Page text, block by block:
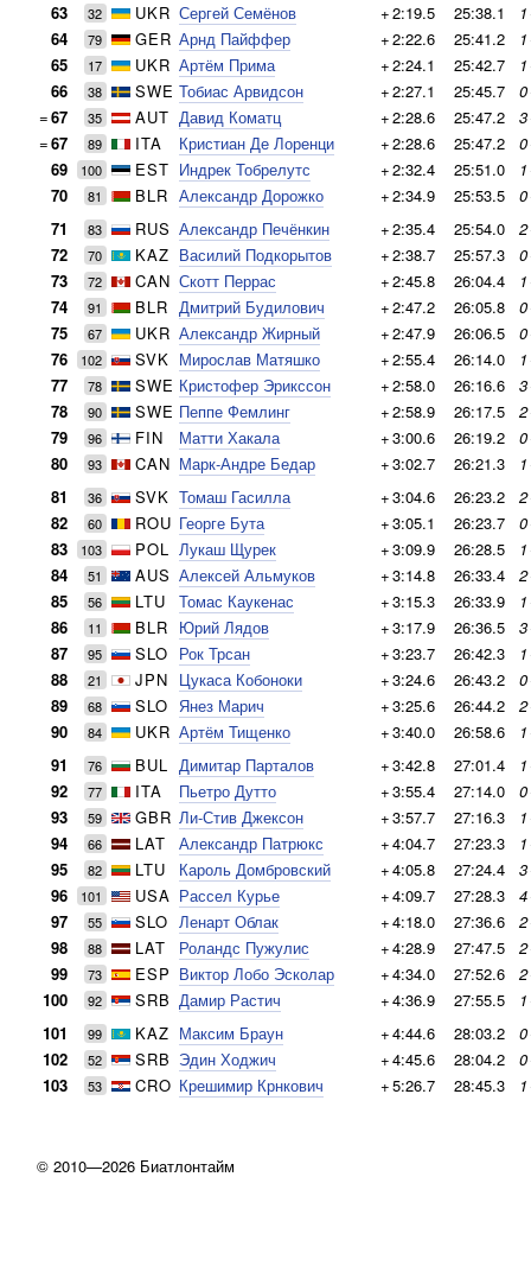
63
32 UKR Сергей Семёнов +2:19.5 25:38.1 1
64
79 GER Арнд Пайффер +2:22.6 25:41.2 1
65
17 UKR Артём Прима +2:24.1 25:42.7 1
66
38 SWE Тобиас Арвидсон +2:27.1 25:45.7 0
=67 35 AUT Давид Коматц +2:28.6 25:47.2 3
=67 89 ITA Кристиан Де Лоренци +2:28.6 25:47.2 0
69
100 EST Индрек Тобрелутс +2:32.4 25:51.0 1
70
81 BLR Александр Дорожко +2:34.9 25:53.5 0
71
83 RUS Александр Печёнкин +2:35.4 25:54.0 2
72
70 KAZ Василий Подкорытов +2:38.7 25:57.3 0
73
72 CAN Скотт Перрас +2:45.8 26:04.4 1
74
91 BLR Дмитрий Будилович +2:47.2 26:05.8 0
75
67 UKR Александр Жирный +2:47.9 26:06.5 0
76
102 SVK Мирослав Матяшко +2:55.4 26:14.0 1
77
78 SWE Кристофер Эрикссон +2:58.0 26:16.6 3
78
90 SWE Пеппе Фемлинг +2:58.9 26:17.5 2
79
96 FIN Матти Хакала +3:00.6 26:19.2 0
80
93 CAN Марк-Андре Бедар +3:02.7 26:21.3 1
81
36 SVK Томаш Гасилла +3:04.6 26:23.2 2
82
60 ROU Георге Бута +3:05.1 26:23.7 0
83
103 POL Лукаш Щурек +3:09.9 26:28.5 1
84
51 AUS Алексей Альмуков +3:14.8 26:33.4 2
85
56 LTU Томас Каукенас +3:15.3 26:33.9 1
86
11 BLR Юрий Лядов +3:17.9 26:36.5 3
87
95 SLO Рок Трсан +3:23.7 26:42.3 1
88
21 JPN Цукаса Кобоноки +3:24.6 26:43.2 0
89
68 SLO Янез Марич +3:25.6 26:44.2 2
90
84 UKR Артём Тищенко +3:40.0 26:58.6 1
91
76 BUL Димитар Парталов +3:42.8 27:01.4 1
92
77 ITA Пьетро Дутто +3:55.4 27:14.0 0
93
59 GBR Ли-Стив Джексон +3:57.7 27:16.3 1
94
66 LAT Александр Патрюкс +4:04.7 27:23.3 1
95
82 LTU Кароль Домбровский +4:05.8 27:24.4 3
96
101 USA Рассел Курье +4:09.7 27:28.3 4
97
55 SLO Ленарт Облак +4:18.0 27:36.6 2
98
88 LAT Роландс Пужулис +4:28.9 27:47.5 2
99
73 ESP Виктор Лобо Эсколар +4:34.0 27:52.6 2
100
92 SRB Дамир Растич +4:36.9 27:55.5 1
101
99 KAZ Максим Браун +4:44.6 28:03.2 0
102
52 SRB Эдин Ходжич +4:45.6 28:04.2 0
103
53 CRO Крешимир Крнкович +5:26.7 28:45.3 1
© 2010—2026 Биатлонтайм